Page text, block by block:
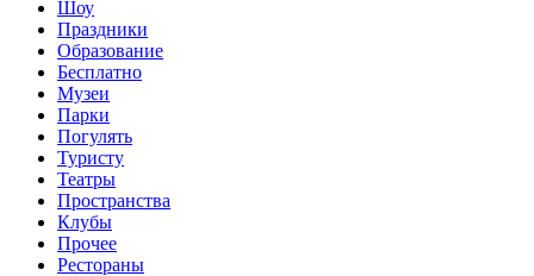
Шоу
Праздники
Образование
Бесплатно
Музеи
Парки
Погулять
Туристу
Театры
Пространства
Клубы
Прочее
Рестораны